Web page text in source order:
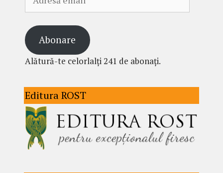
email
Abonare
Alătură-te celorlalți 241 de abonați.
Editura ROST